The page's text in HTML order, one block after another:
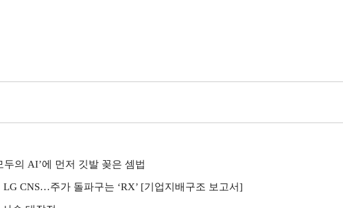
두의 AI’에 먼저 깃발 꽂은 셈법
CNS…주가 돌파구는 ‘RX’ [기업지배구조 보고서]